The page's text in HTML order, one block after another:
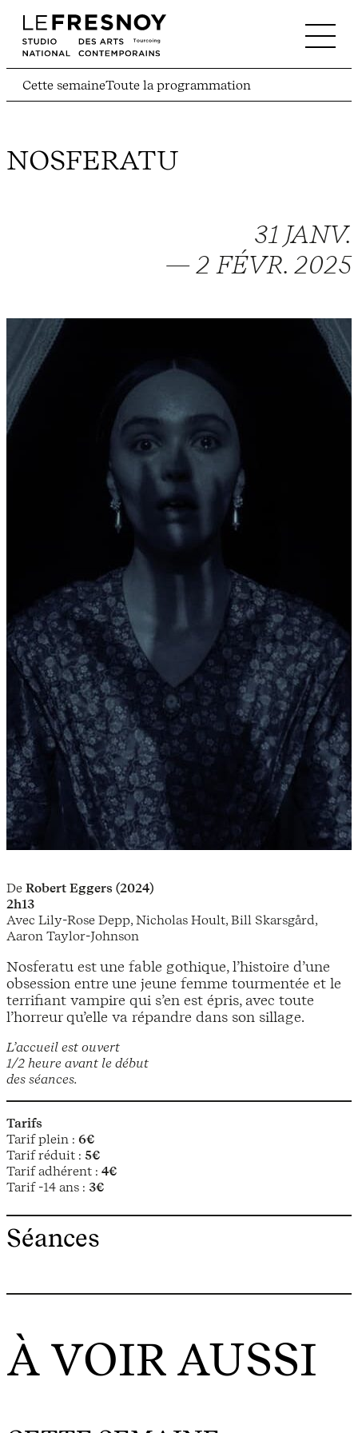
Cette semaineToute la programmation
NOSFERATU
31 JANV.
— 2 FÉVR. 2025
L’accueil est ouvert
1/2 heure avant le début
des séances.
Tarifs
Tarif plein : 6€
Tarif réduit : 5€
Tarif adhérent : 4€
Tarif -14 ans : 3€
De Robert Eggers (2024)
2h13
Avec Lily-Rose Depp, Nicholas Hoult, Bill Skarsgård,
Aaron Taylor-Johnson
Nosferatu est une fable gothique, l’histoire d’une
obsession entre une jeune femme tourmentée et le
terrifiant vampire qui s’en est épris, avec toute
l’horreur qu’elle va répandre dans son sillage.
Séances
À VOIR AUSSI